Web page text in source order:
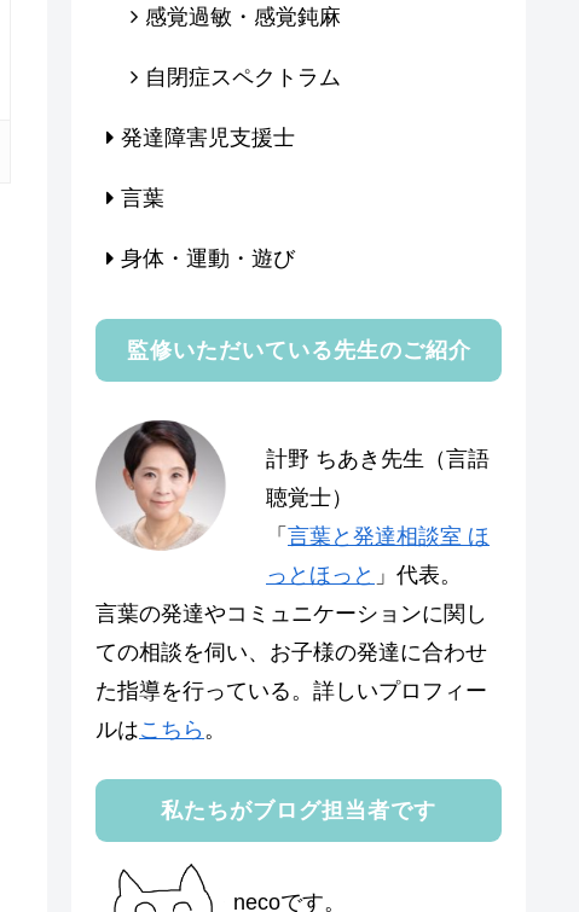
感覚過敏・感覚鈍麻
自閉症スペクトラム
発達障害児支援士
言葉
身体・運動・遊び
監修いただいている先生のご紹介
計野 ちあき先生（言語
聴覚士）
「 言葉と発達相談室 ほ
っとほっと 」代表。
言葉の発達やコミュニケーションに関し
ての相談を伺い、お子様の発達に合わせ
た指導を行っている。詳しいプロフィー
ルはこちら 。
私たちがブログ担当者です
necoです。